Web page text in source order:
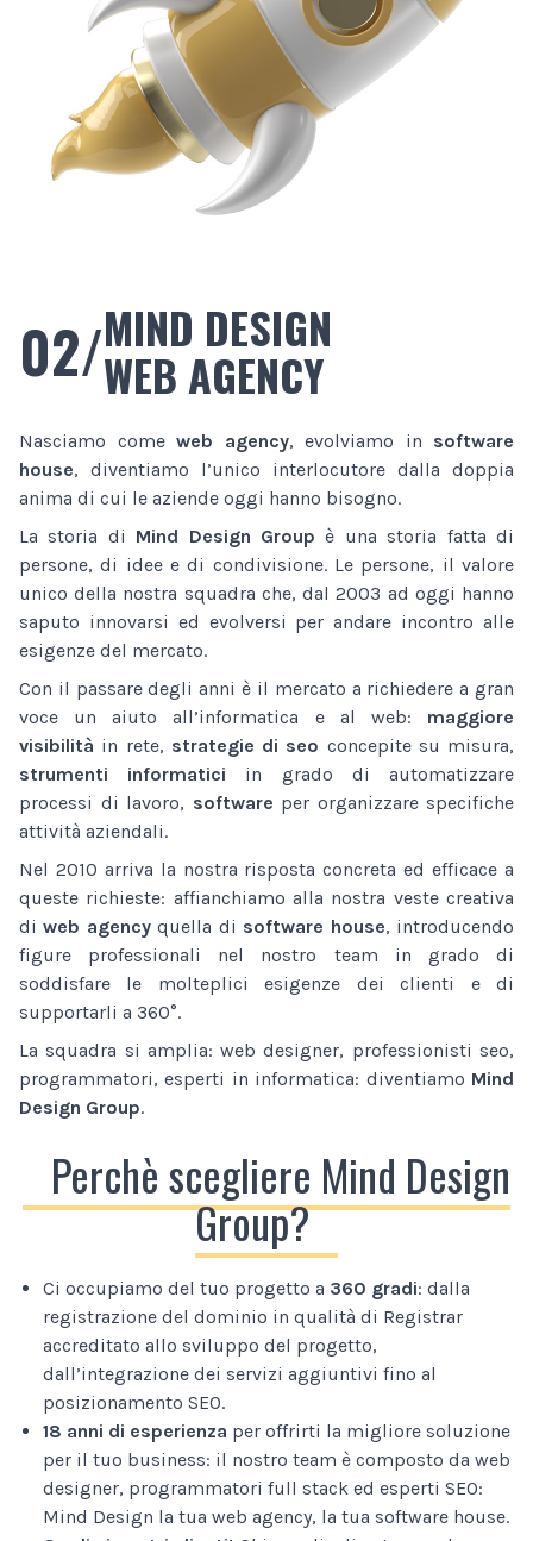
02/MIND DESIGN
WEB AGENCY
Nasciamo come web agency, evolviamo in software
house, diventiamo l’unico interlocutore dalla doppia
anima di cui le aziende oggi hanno bisogno.
La storia di Mind Design Group è una storia fatta di
persone, di idee e di condivisione. Le persone, il valore
unico della nostra squadra che, dal 2003 ad oggi hanno
saputo innovarsi ed evolversi per andare incontro alle
esigenze del mercato.
Con il passare degli anni è il mercato a richiedere a gran
voce un aiuto all’informatica e al web: maggiore
visibilità in rete, strategie di seo concepite su misura,
strumenti informatici in grado di automatizzare
processi di lavoro, software per organizzare specifiche
attività aziendali.
Nel 2010 arriva la nostra risposta concreta ed efficace a
queste richieste: affianchiamo alla nostra veste creativa
diweb agencyquella di software house, introducendo
figure professionali nel nostro team in grado di
soddisfare le molteplici esigenze dei clienti e di
supportarli a 360°.
La squadra si amplia: web designer, professionisti seo,
programmatori, esperti in informatica: diventiamo Mind
Design Group.
Perchè scegliere Mind Design
Group?
Ci occupiamo del tuo progetto a 360 gradi: dalla
registrazione del dominio in qualità di Registrar
accreditato allo sviluppo del progetto,
dall’integrazione dei servizi aggiuntivi fino al
posizionamento SEO.
18 anni di esperienza per offrirti la migliore soluzione
per il tuo business: il nostro team è composto da web
designer, programmatori full stack ed esperti SEO:
Mind Design la tua web agency, la tua software house.